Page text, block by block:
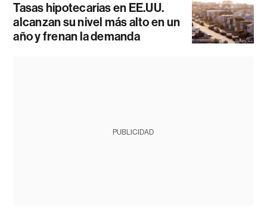
Tasas hipotecarias en EE.UU.
alcanzan su nivel más alto en un
año y frenan la demanda
PUBLICIDAD